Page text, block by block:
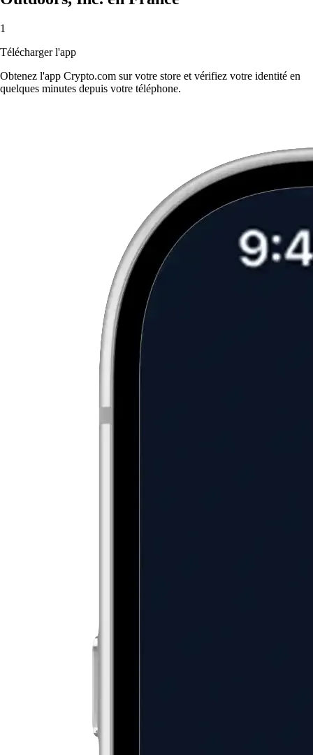
1
Télécharger l'app
Obtenez l'app Crypto.com sur votre store et vérifiez votre identité en
quelques minutes depuis votre téléphone.